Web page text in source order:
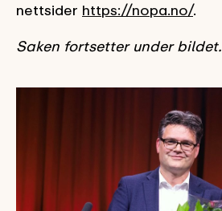
nettsider https://nopa.no/.
Saken fortsetter under bildet.